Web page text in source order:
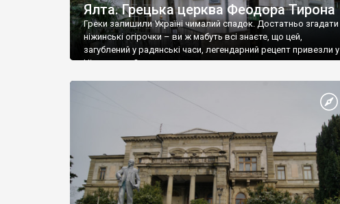
Ялта. Грецька церква Феодора Тирона
Греки залишили Україні чималий спадок. Достатньо згадати
ніжинські огірочки – ви ж мабуть всі знаєте, що цей,
загублений у радянські часи, легендарний рецепт привезли у
Ніжин греки?